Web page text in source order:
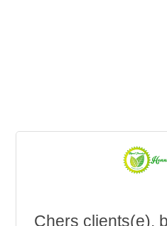
Chers clients(e),